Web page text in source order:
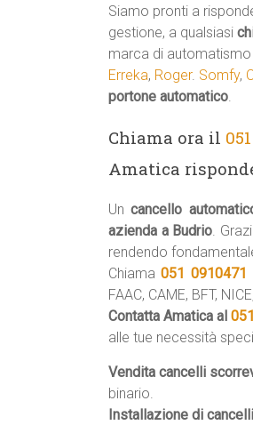
Siamo pronti a
gestione, a qualsiasi
marca di
Erreka, Roger. Somfy,
portone automatico.
Chiama ora il
Amatica
Uncancello
azienda a Budrio.
rendendo
Chiama051 0910471
FAAC, CAME, BFT,
Contatta Amatica al
alle tue necessità
Vendita cancelli
binario.
Installazione di